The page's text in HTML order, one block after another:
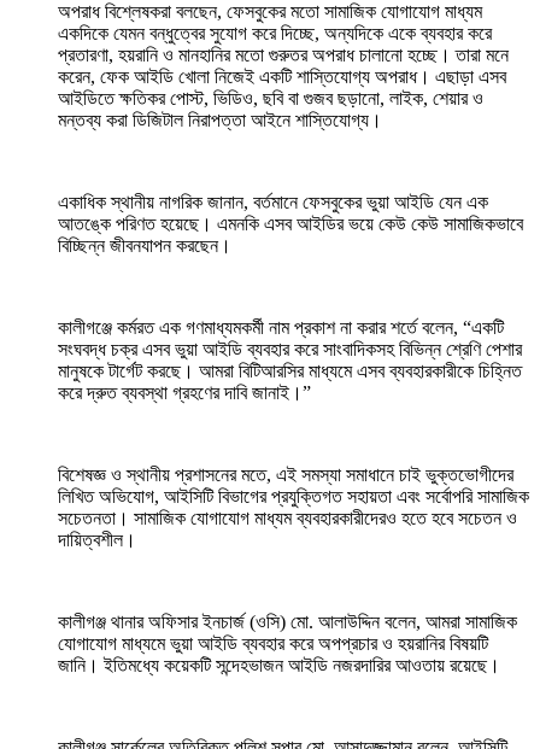
অপরাধ বিশ্লেষকরা বলছেন, ফেসবুকের মতো সামাজিক যোগাযোগ মাধ্যম
একদিকে যেমন বন্ধুত্বের সুযোগ করে দিচ্ছে, অন্যদিকে একে ব্যবহার করে
প্রতারণা, হয়রানি ও মানহানির মতো গুরুতর অপরাধ চালানো হচ্ছে। তারা মনে
করেন, ফেক আইডি খোলা নিজেই একটি শাস্তিযোগ্য অপরাধ। এছাড়া এসব
আইডিতে ক্ষতিকর পোস্ট, ভিডিও, ছবি বা গুজব ছড়ানো, লাইক, শেয়ার ও
মন্তব্য করা ডিজিটাল নিরাপত্তা আইনে শাস্তিযোগ্য।
একাধিক স্থানীয় নাগরিক জানান, বর্তমানে ফেসবুকের ভুয়া আইডি যেন এক
আতঙ্কে পরিণত হয়েছে। এমনকি এসব আইডির ভয়ে কেউ কেউ সামাজিকভাবে
বিচ্ছিন্ন জীবনযাপন করছেন।
কালীগঞ্জে কর্মরত এক গণমাধ্যমকর্মী নাম প্রকাশ না করার শর্তে বলেন, “একটি
সংঘবদ্ধ চক্র এসব ভুয়া আইডি ব্যবহার করে সাংবাদিকসহ বিভিন্ন শ্রেণি পেশার
মানুষকে টার্গেট করছে। আমরা বিটিআরসির মাধ্যমে এসব ব্যবহারকারীকে চিহ্নিত
করে দ্রুত ব্যবস্থা গ্রহণের দাবি জানাই।”
বিশেষজ্ঞ ও স্থানীয় প্রশাসনের মতে, এই সমস্যা সমাধানে চাই ভুক্তভোগীদের
লিখিত অভিযোগ, আইসিটি বিভাগের প্রযুক্তিগত সহায়তা এবং সর্বোপরি সামাজিক
সচেতনতা। সামাজিক যোগাযোগ মাধ্যম ব্যবহারকারীদেরও হতে হবে সচেতন ও
দায়িত্বশীল।
কালীগঞ্জ থানার অফিসার ইনচার্জ (ওসি) মো. আলাউদ্দিন বলেন, আমরা সামাজিক
যোগাযোগ মাধ্যমে ভুয়া আইডি ব্যবহার করে অপপ্রচার ও হয়রানির বিষয়টি
জানি। ইতিমধ্যে কয়েকটি সন্দেহভাজন আইডি নজরদারির আওতায় রয়েছে।